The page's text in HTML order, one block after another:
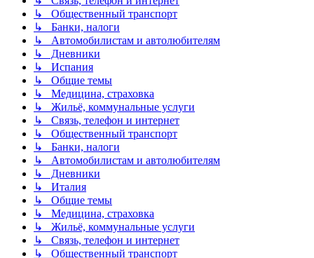
↳ Общественный транспорт
↳ Банки, налоги
↳ Автомобилистам и автолюбителям
↳ Дневники
↳ Испания
↳ Общие темы
↳ Медицина, страховка
↳ Жильё, коммунальные услуги
↳ Связь, телефон и интернет
↳ Общественный транспорт
↳ Банки, налоги
↳ Автомобилистам и автолюбителям
↳ Дневники
↳ Италия
↳ Общие темы
↳ Медицина, страховка
↳ Жильё, коммунальные услуги
↳ Связь, телефон и интернет
↳ Общественный транспорт